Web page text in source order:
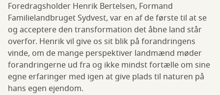
Foredragsholder Henrik Bertelsen, Formand
Familielandbruget Sydvest, var en af de første til at se
og acceptere den transformation det åbne land står
overfor. Henrik vil give os sit blik på forandringens
vinde, om de mange perspektiver landmænd møder
forandringerne ud fra og ikke mindst fortælle om sine
egne erfaringer med igen at give plads til naturen på
hans egen ejendom.